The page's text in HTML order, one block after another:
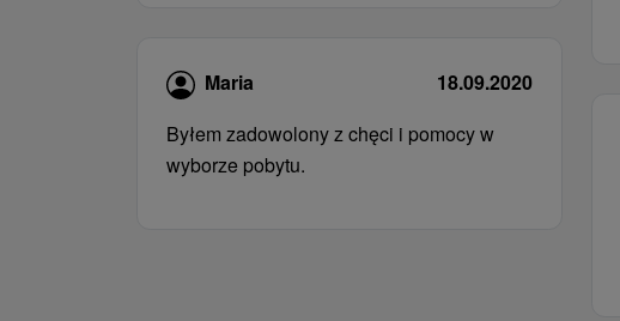
Maria
18.09.2020
Byłem zadowolony z chęci i pomocy w
wyborze pobytu.